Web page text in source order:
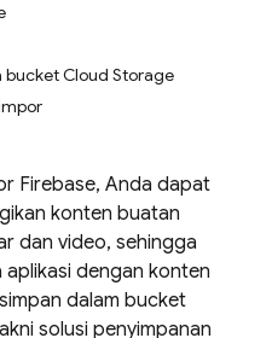
Cloud Storage
Firebase, Anda dapat
konten buatan
dan video, sehingga
dengan konten
dalam bucket
solusi penyimpanan